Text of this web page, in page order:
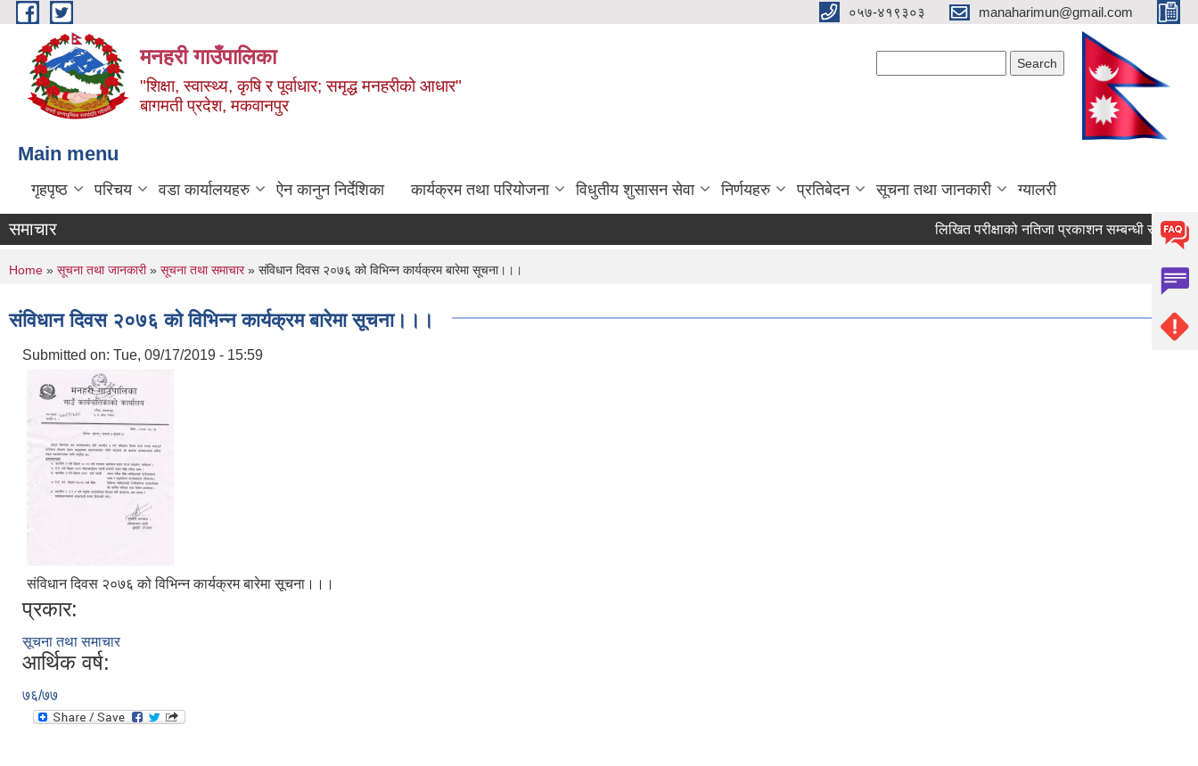
Skip to main content ०५७-४१९३०३ manaharimun@gmail.com
मनहरी गाउँपालिका
"शिक्षा, स्वास्थ्य, कृषि र पूर्वाधार; समृद्ध मनहरीको आधार"
बागमती प्रदेश, मकवानपुर
Main menu
गृहपृष्ठ परिचय वडा कार्यालयहरु ऐन कानुन निर्देशिका कार्यक्रम तथा परियोजना विधुतीय शुसासन सेवा निर्णयहरु प्रतिबेदन सूचना तथा जानकारी ग्यालरी
समाचार लिखित परीक्षाको नतिजा प्रकाशन सम्बन्धी सूचना ।
You are here
Home » सूचना तथा जानकारी» सूचना तथा समाचार» स‌ंविधान दिवस २०७६ को विभिन्न कार्यक्रम बारेमा सूचना।।।
स‌ंविधान दिवस २०७६ को विभिन्न कार्यक्रम बारेमा सूचना।।।
Submitted on: Tue, 09/17/2019 - 15:59
स‌ंविधान दिवस २०७६ को विभिन्न कार्यक्रम बारेमा सूचना।।।
प्रकार:
सूचना तथा समाचार
आर्थिक वर्ष:
७६/७७